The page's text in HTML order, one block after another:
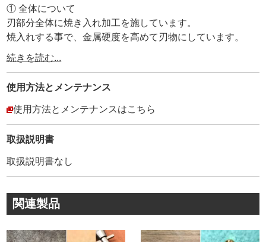
① 全体について
刃部分全体に焼き入れ加工を施しています。
焼入れする事で、金属硬度を高めて刃物にしています。
全体に黒コーティングをして錆び防止にしています。黒コ
ーティグで錆び止め処理としています。
③刃部分について
1刃、1刃、実際に革で切れ味を確認して刃付けしていま
す。
その為、安定した抜群の切れ味です。
保護して出荷しています。
最高の切れ味の状態で、お客様のお手元にお届け致しま
す。
刃部分にミシン油等を付けて保管して下さい。
続きを読む...
使用方法と メンテナンス
使用方法とメンテナンスはこちら
取扱説明書
取扱説明書なし
関連製品